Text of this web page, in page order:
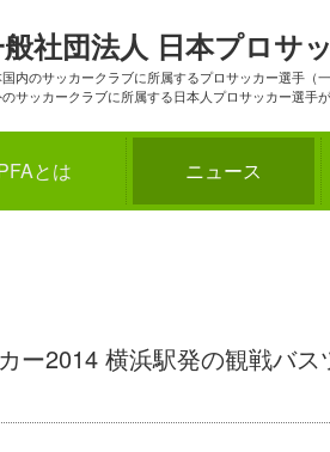
社団法人 日本プロサ
国内のサッカークラブに所属するプロサッカー選手（
サッカークラブに所属する日本人プロサッカー選手
とは ニュース
ー2014 横浜駅発の観戦バ